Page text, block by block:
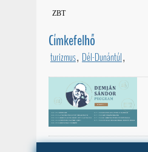
ZBT
Címkefelhő
turizmus, Dél-Dunántúl,